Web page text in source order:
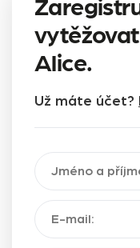
Alice.
Už máte účet?